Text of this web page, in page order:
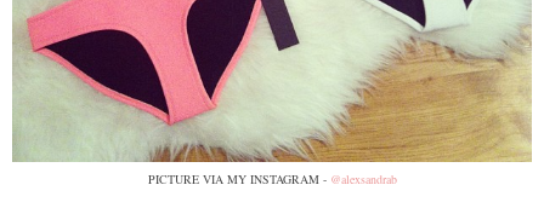
PICTURE VIA MY INSTAGRAM - @alexsandrab